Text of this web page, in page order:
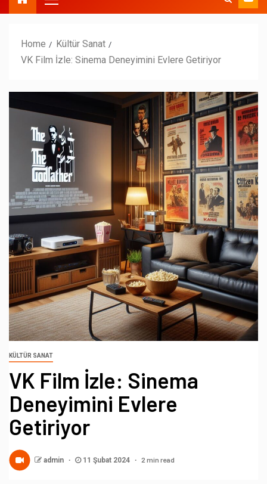
Home
Kültür Sanat
VK Film İzle: Sinema Deneyimini Evlere Getiriyor
KÜLTÜR SANAT
VK Film İzle: Sinema
Deneyimini Evlere
Getiriyor
admin 11 Şubat 2024 2 min read